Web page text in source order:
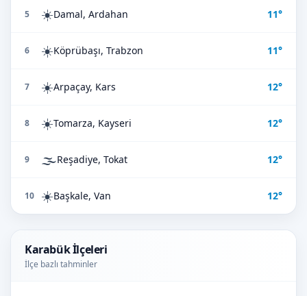
5 ☀️Damal, Ardahan 11°
6 ☀️Köprübaşı, Trabzon 11°
7 ☀️Arpaçay, Kars 12°
8 ☀️Tomarza, Kayseri 12°
9 🌫️Reşadiye, Tokat 12°
10 ☀️Başkale, Van 12°
Karabük İlçeleri
İlçe bazlı tahminler